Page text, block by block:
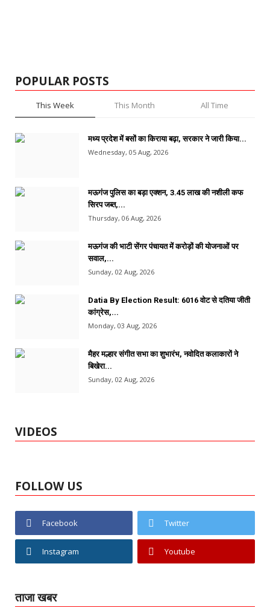
POPULAR POSTS
This Week This Month All Time
मध्य प्रदेश में बसों का किराया बढ़ा, सरकार ने जारी किया...
Wednesday, 05 Aug, 2026
मऊगंज पुलिस का बड़ा एक्शन, 3.45 लाख की नशीली कफ
सिरप जब्त,...
Thursday, 06 Aug, 2026
मऊगंज की भाटी सेंगर पंचायत में करोड़ों की योजनाओं पर
सवाल,...
Sunday, 02 Aug, 2026
Datia By Election Result: 6016 वोट से दतिया जीती
कांग्रेस,...
Monday, 03 Aug, 2026
मैहर मल्हार संगीत सभा का शुभारंभ, नवोदित कलाकारों ने
बिखेरा...
Sunday, 02 Aug, 2026
VIDEOS
FOLLOW US
Facebook Twitter
Instagram Youtube
ताजा खबर